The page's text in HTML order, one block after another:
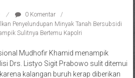
0 Komentar
Penyelundupan Minyak Tanah Bersubsidi
Sulitnya Bertemu Kapolri
Mudhofir Khamid menampik
Drs. Listyo Sigit Prabowo sulit ditemui
kalangan buruh kerap diberikan